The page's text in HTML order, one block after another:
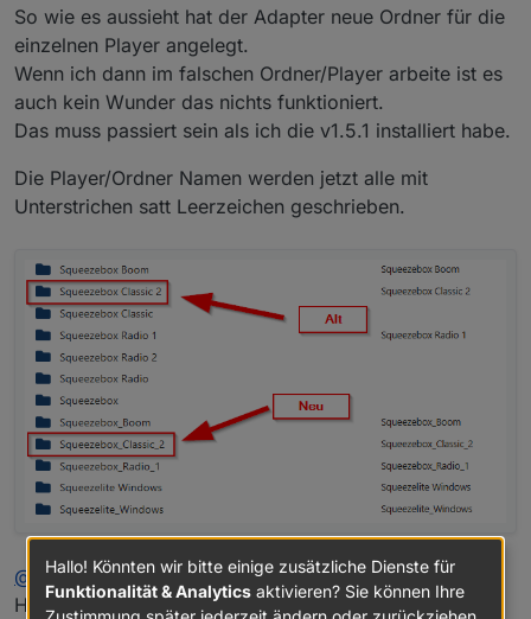
So wie es aussieht hat der Adapter neue Ordner für die
einzelnen Player angelegt.
Wenn ich dann im falschen Ordner/Player arbeite ist es
auch kein Wunder das nichts funktioniert.
Das muss passiert sein als ich die v1.5.1 installiert habe.
Die Player/Ordner Namen werden jetzt alle mit
Unterstrichen satt Leerzeichen geschrieben.
@
oliverio
Hast Du das bewusst angepasst?
Hallo! Könnten wir bitte einige zusätzliche Dienste für
Funktionalität & Analytics aktivieren? Sie können Ihre